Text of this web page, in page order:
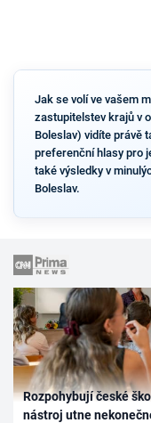
Jak se volí ve vašem
zastupitelstev krajů v
Boleslav) vidíte právě
preferenční hlasy pro
také výsledky v
Boleslav.
Rozpohybují české
nástroj utne